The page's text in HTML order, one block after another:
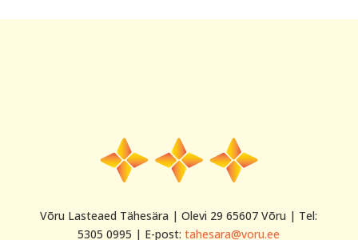
Võru Lasteaed Tähesära | Olevi 29 65607 Võru | Tel:
5305 0995 | E-post:tahesara@voru.ee